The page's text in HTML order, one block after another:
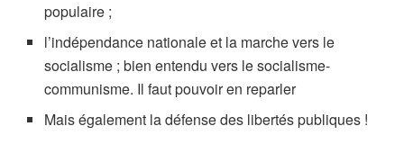
populaire ;
l’indépendance nationale et la marche vers le
socialisme ; bien entendu vers le socialisme-
communisme. Il faut pouvoir en reparler
Mais également la défense des libertés publiques !